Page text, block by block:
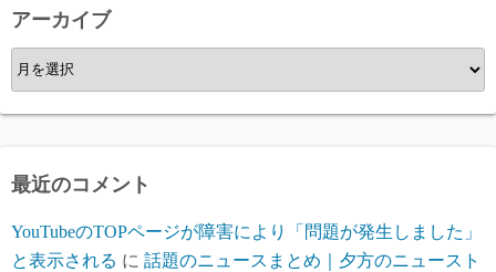
ー
アーカイブ
ア
ー
カ
ブ
最近のコメント
YouTubeのTOPページが障害により「問題が発生しました」
と表示される に 話題のニュースまとめ｜夕方のニュースト